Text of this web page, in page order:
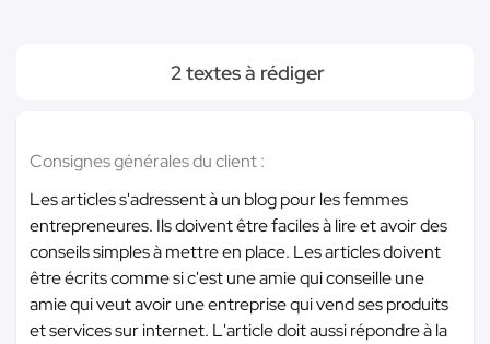
2 textes à rédiger
Consignes générales du client :
Les articles s'adressent à un blog pour les femmes
entrepreneures. Ils doivent être faciles à lire et avoir des
conseils simples à mettre en place. Les articles doivent
être écrits comme si c'est une amie qui conseille une
amie qui veut avoir une entreprise qui vend ses produits
et services sur internet. L'article doit aussi répondre à la